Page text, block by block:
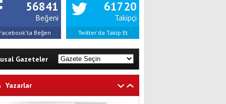
56841
Beğeni
Beğen
61720
Takipçi
Twitter'da Takip Et
Gazeteler
Yazarlar